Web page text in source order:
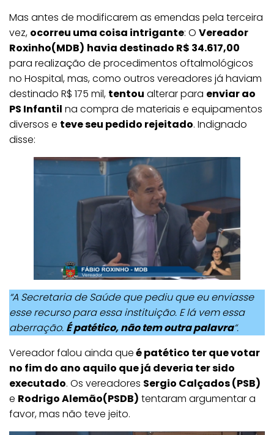
Mas antes de modificarem as emendas pela terceira
vez, ocorreu uma coisa intrigante: O Vereador
Roxinho(MDB) havia destinado R$ 34.617,00
para realização de procedimentos oftalmológicos
no Hospital, mas, como outros vereadores já haviam
destinado R$ 175 mil, tentou alterar para enviar ao
PS Infantil na compra de materiais e equipamentos
diversos e teve seu pedido rejeitado. Indignado
disse:
“A Secretaria de Saúde que pediu que eu enviasse
esse recurso para essa instituição. E lá vem essa
aberração. É patético, não tem outra palavra“.
Vereador falou ainda queé patético ter que votar
no fim do ano aquilo que já deveria ter sido
executado. Os vereadores Sergio Calçados (PSB)
e Rodrigo Alemão(PSDB) tentaram argumentar a
favor, mas não teve jeito.